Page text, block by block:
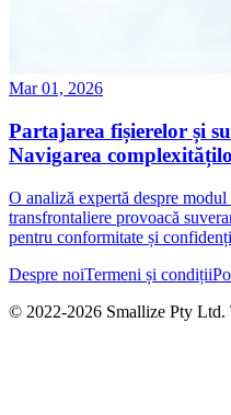
Mar 01, 2026
Partajarea fișierelor și
Navigarea
O analiză expertă despre
transfrontaliere provoacă
pentru conformitate și
Despre noiTermeni și condiții
© 2022-2026 Smallize Pty Ltd.